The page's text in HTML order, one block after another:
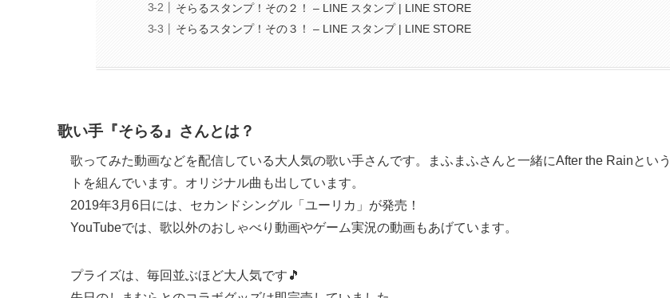
そらるスタンプ！その２！ – LINE スタンプ | LINE STORE
そらるスタンプ！その３！ – LINE スタンプ | LINE STORE
歌い手『そらる』さんとは？
歌ってみた動画などを配信している大人気の歌い手さんです。まふまふさんと一緒にAfter the Rainとい
トを組んでいます。オリジナル曲も出しています。
2019年3月6日には、セカンドシングル「ユーリカ」が発売！
YouTubeでは、歌以外のおしゃべり動画やゲーム実況の動画もあげています。
プライズは、毎回並ぶほど大人気です🎵